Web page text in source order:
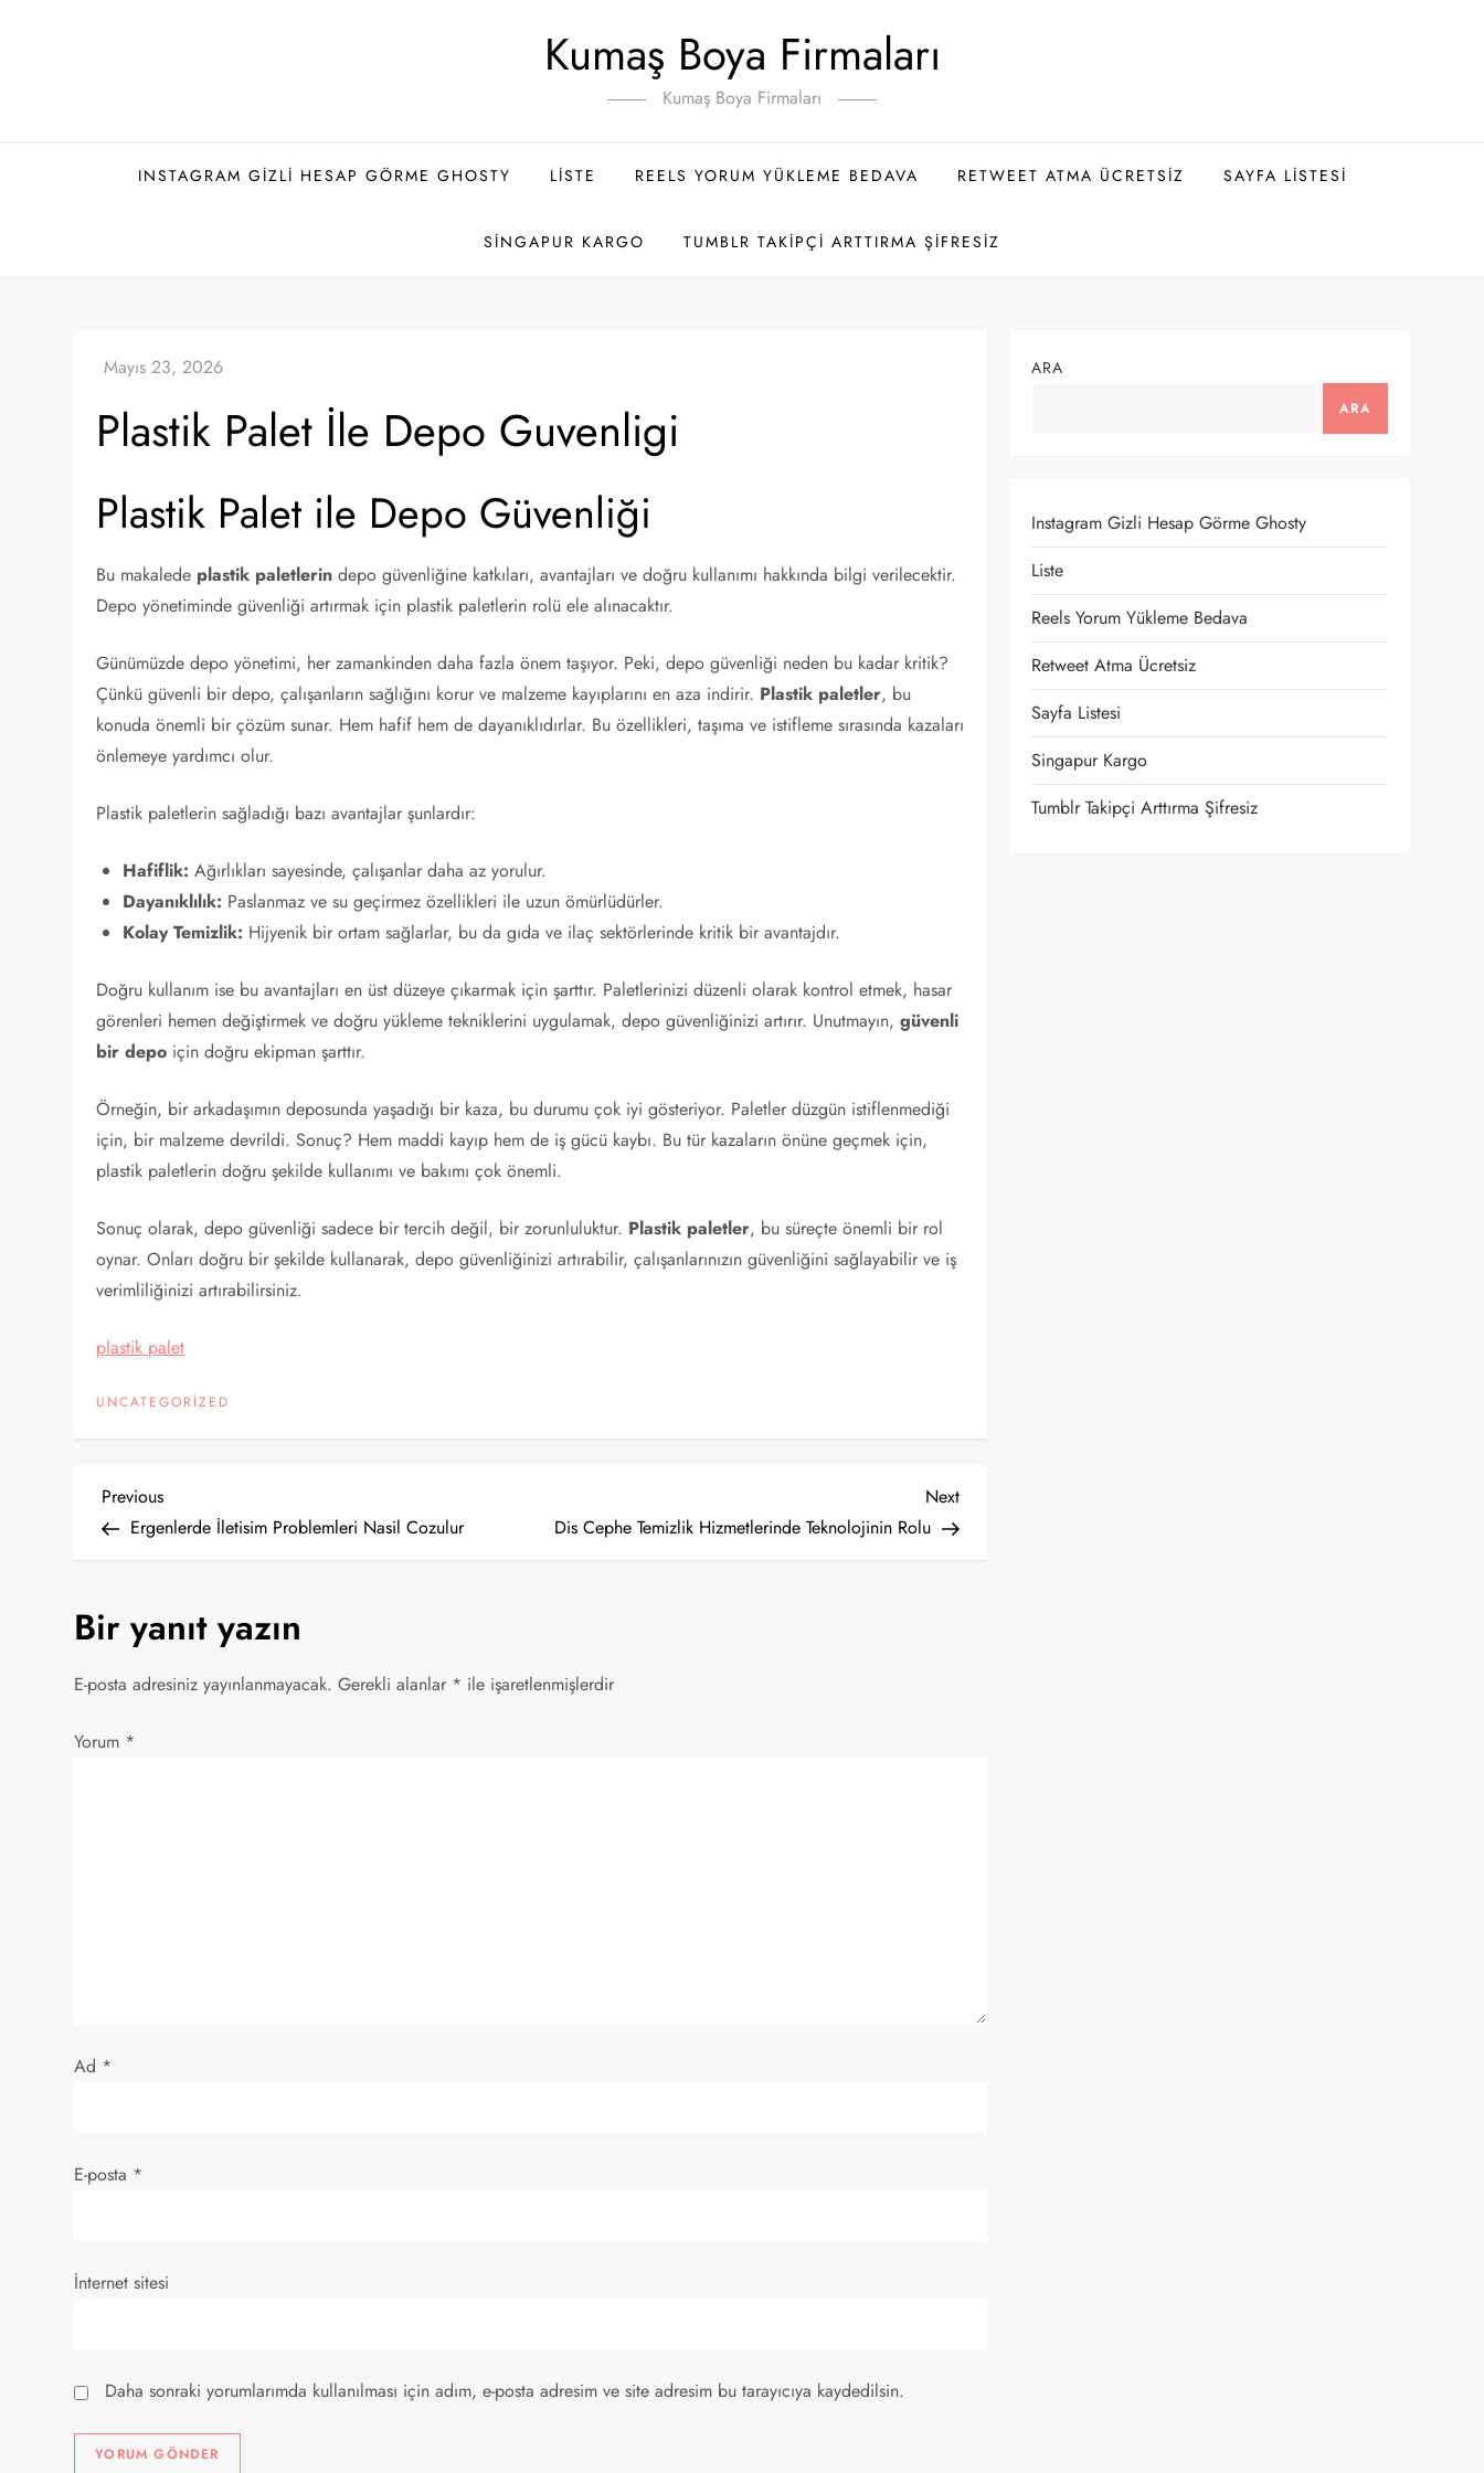
Kumaş Boya Firmaları
Kumaş Boya Firmaları
INSTAGRAM GIZLI HESAP GÖRME GHOSTY LISTE REELS YORUM YÜKLEME BEDAVA RETWEET ATMA ÜCRETSIZ SAYFA LISTESI
SINGAPUR KARGO TUMBLR TAKIPÇI ARTTIRMA ŞIFRESIZ
Plastik Palet İle Depo Guvenligi
Plastik Palet ile Depo Güvenliği
Bu makalede plastik paletlerin depo güvenliğine katkıları, avantajları ve doğru kullanımı hakkında bilgi verilecektir.
Depo yönetiminde güvenliği artırmak için plastik paletlerin rolü ele alınacaktır.
Günümüzde depo yönetimi, her zamankinden daha fazla önem taşıyor. Peki, depo güvenliği neden bu kadar kritik?
Çünkü güvenli bir depo, çalışanların sağlığını korur ve malzeme kayıplarını en aza indirir. Plastik paletler, bu
konuda önemli bir çözüm sunar. Hem hafif hem de dayanıklıdırlar. Bu özellikleri, taşıma ve istifleme sırasında kazaları
önlemeye yardımcı olur.
Plastik paletlerin sağladığı bazı avantajlar şunlardır:
Hafiflik: Ağırlıkları sayesinde, çalışanlar daha az yorulur.
Dayanıklılık: Paslanmaz ve su geçirmez özellikleri ile uzun ömürlüdürler.
Kolay Temizlik: Hijyenik bir ortam sağlarlar, bu da gıda ve ilaç sektörlerinde kritik bir avantajdır.
Doğru kullanım ise bu avantajları en üst düzeye çıkarmak için şarttır. Paletlerinizi düzenli olarak kontrol etmek, hasar
görenleri hemen değiştirmek ve doğru yükleme tekniklerini uygulamak, depo güvenliğinizi artırır. Unutmayın,güvenli
bir depo için doğru ekipman şarttır.
Örneğin, bir arkadaşımın deposunda yaşadığı bir kaza, bu durumu çok iyi gösteriyor. Paletler düzgün istiflenmediği
için, bir malzeme devrildi. Sonuç? Hem maddi kayıp hem de iş gücü kaybı. Bu tür kazaların önüne geçmek için,
plastik paletlerin doğru şekilde kullanımı ve bakımı çok önemli.
Sonuç olarak, depo güvenliği sadece bir tercih değil, bir zorunluluktur. Plastik paletler, bu süreçte önemli bir rol
oynar. Onları doğru bir şekilde kullanarak, depo güvenliğinizi artırabilir, çalışanlarınızın güvenliğini sağlayabilir ve iş
verimliliğinizi artırabilirsiniz.
plastik palet
UNCATEGORIZED
Y
z
e
s
Previous
Post
Previous
Ergenlerde İletisim Problemleri Nasil Cozulur
Next
Post
Next
Dis Cephe Temizlik Hizmetlerinde Teknolojinin Rolu
Bir yanıt yazın
E-posta adresiniz yayınlanmayacak. Gerekli alanlar * ile işaretlenmişlerdir
Yorum *
Ad *
E-posta *
İnternet sitesi
Daha sonraki yorumlarımda kullanılması için adım, e-posta adresim ve site adresim bu tarayıcıya kaydedilsin.
ARA
ARA
Instagram Gizli Hesap Görme Ghosty
Liste
Reels Yorum Yükleme Bedava
Retweet Atma Ücretsiz
Sayfa Listesi
Singapur Kargo
Tumblr Takipçi Arttırma Şifresiz